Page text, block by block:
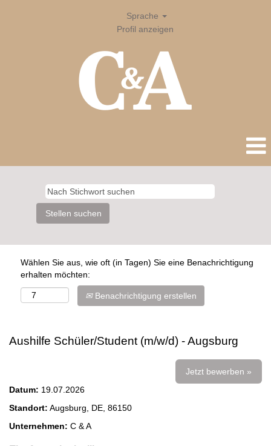
Sprache
Profil anzeigen
Wählen Sie aus, wie oft (in Tagen) Sie eine Benachrichtigung
erhalten möchten:
Benachrichtigung erstellen
Aushilfe Schüler/Student (m/w/d) - Augsburg
Jetzt bewerben »
Datum: 19.07.2026
Standort: Augsburg, DE, 86150
Unternehmen: C & A